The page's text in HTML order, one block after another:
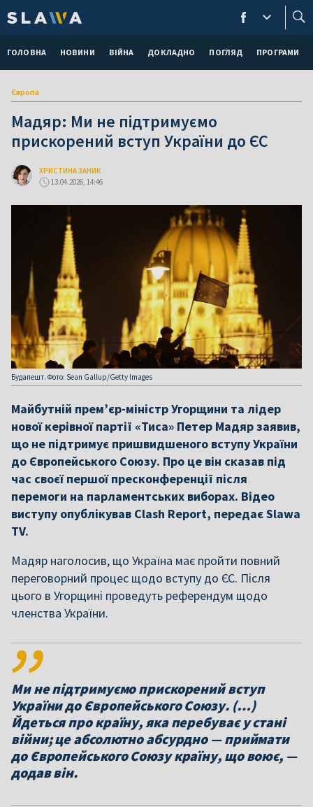
ГОЛОВНА НОВИНИ ВІЙНА ДОКЛАДНО ПОГЛЯД ПРОГРАМИ
Європа
Мадяр: Ми не підтримуємо
прискорений вступ України до ЄС
ХРИСТИНА ЗАНИК
13.04.2026, 14:46
Будапешт. Фото: Sean Gallup/Getty Images
Майбутній прем’єр-міністр Угорщини та лідер
нової керівної партії «Тиса» Петер Мадяр заявив,
що не підтримує пришвидшеного вступу України
до Європейського Союзу. Про це він сказав під
час своєї першої пресконференції після
перемоги на парламентських виборах. Відео
виступу опублікував Clash Report, передає Slawa
TV.
Мадяр наголосив, що Україна має пройти повний
переговорний процес щодо вступу до ЄС. Після
цього в Угорщині проведуть референдум щодо
членства України.
Ми не підтримуємо прискорений вступ
України до Європейського Союзу. (…)
Йдеться про країну, яка перебуває у стані
війни; це абсолютно абсурдно — приймати
до Європейського Союзу країну, що воює, —
додав він.